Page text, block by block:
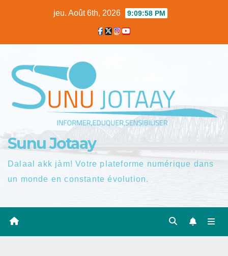
jeu. Août 6th, 2026 9:09:59 PM
Sunu Jotaay
Dalaal akk jàm! Votre plateforme numérique dans
un monde en constante évolution.